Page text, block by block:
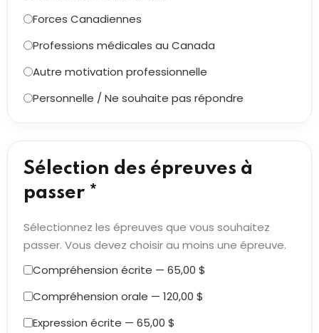
Forces Canadiennes
Professions médicales au Canada
Autre motivation professionnelle
Personnelle / Ne souhaite pas répondre
Sélection des épreuves à
passer *
Sélectionnez les épreuves que vous souhaitez
passer. Vous devez choisir au moins une épreuve.
Compréhension écrite — 65,00 $
Compréhension orale — 120,00 $
Expression écrite — 65,00 $